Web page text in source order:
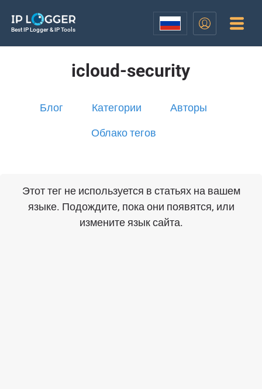
Best IP Logger & IP Tools
icloud-security
Блог Категории Авторы
Облако тегов